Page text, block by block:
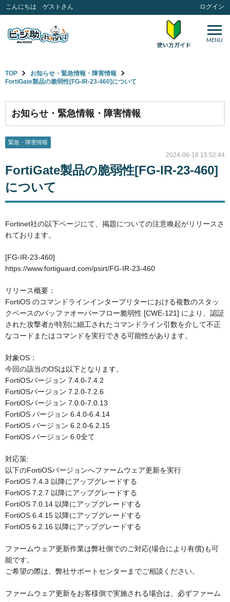
こんにちは ゲストさん ログイン
MENU
TOP
お知らせ・緊急情報・障害情報
FortiGate製品の脆弱性[FG-IR-23-460]について
お知らせ・緊急情報・障害情報
緊急・障害情報
2024-06-18 15:52:44
FortiGate製品の脆弱性[FG-IR-23-460]
について
Fortinet社の以下ページにて、掲題についての注意喚起がリリースさ
れております。
[FG-IR-23-460]
https://www.fortiguard.com/psirt/FG-IR-23-460
リリース概要：
FortiOS のコマンドラインインタープリターにおける複数のスタッ
クベースのバッファオーバーフロー脆弱性 [CWE-121] により、認証
された攻撃者が特別に細工されたコマンドライン引数を介して不正
なコードまたはコマンドを実行できる可能性があります。
対象OS：
今回の該当のOSは以下となります。
FortiOSバージョン 7.4.0-7.4.2
FortiOSバージョン 7.2.0-7.2.6
FortiOSバージョン 7.0.0-7.0.13
FortiOS バージョン 6.4.0-6.4.14
FortiOS バージョン 6.2.0-6.2.15
FortiOS バージョン 6.0全て
対応策:
以下のFortiOSバージョンへファームウェア更新を実行
FortiOS 7.4.3 以降にアップグレードする
FortiOS 7.2.7 以降にアップグレードする
FortiOS 7.0.14 以降にアップグレードする
FortiOS 6.4.15 以降にアップグレードする
FortiOS 6.2.16 以降にアップグレードする
ファームウェア更新作業は弊社側でのご対応(場合により有償)も可
能です。
ご希望の際は、弊社サポートセンターまでご相談ください。
ファームウェア更新をお客様側で実施される場合は、必ずファーム